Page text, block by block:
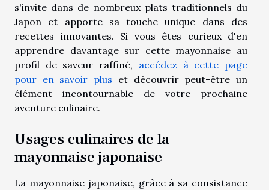
s'invite dans de nombreux plats traditionnels du
Japon et apporte sa touche unique dans des
recettes innovantes. Si vous êtes curieux d'en
apprendre davantage sur cette mayonnaise au
profil de saveur raffiné, accédez à cette page
pour en savoir plus et découvrir peut-être un
élément incontournable de votre prochaine
aventure culinaire.
Usages culinaires de la
mayonnaise japonaise
La mayonnaise japonaise, grâce à sa consistance